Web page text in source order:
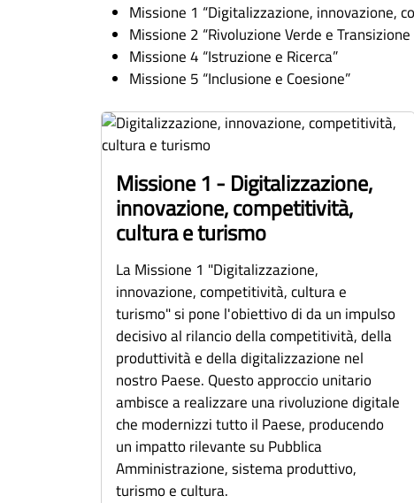
Missione 1 “Digitalizzazione, innovazione,
Missione 2 “Rivoluzione Verde e Transizione
Missione 4 “Istruzione e Ricerca”
Missione 5 “Inclusione e Coesione”
Missione 1 - Digitalizzazione,
innovazione, competitività,
cultura e turismo
La Missione 1 "Digitalizzazione,
innovazione, competitività, cultura e
turismo" si pone l'obiettivo di da un impulso
decisivo al rilancio della competitività, della
produttività e della digitalizzazione nel
nostro Paese. Questo approccio unitario
ambisce a realizzare una rivoluzione digitale
che modernizzi tutto il Paese, producendo
un impatto rilevante su Pubblica
Amministrazione, sistema produttivo,
turismo e cultura.